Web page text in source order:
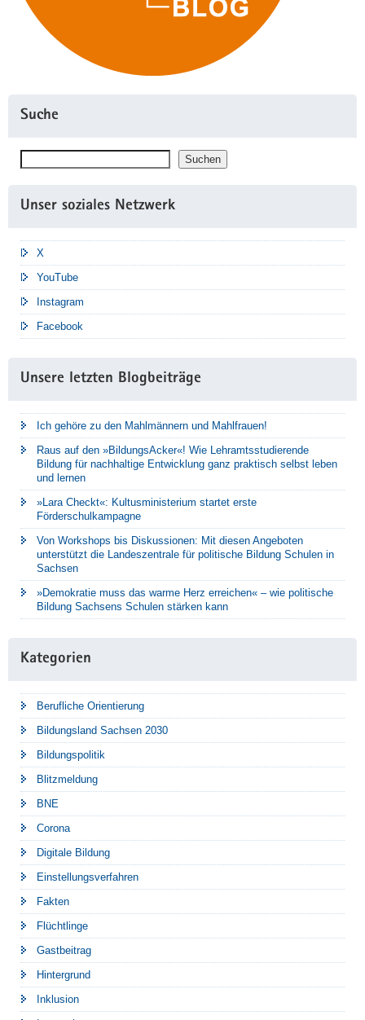
Suche
Suchen Suchen
Unser soziales Netzwerk
X
YouTube
Instagram
Facebook
Unsere letzten Blogbeiträge
Ich gehöre zu den Mahlmännern und Mahlfrauen!
Raus auf den »BildungsAcker«! Wie Lehramtsstudierende
Bildung für nachhaltige Entwicklung ganz praktisch selbst leben
und lernen
»Lara Checkt«: Kultusministerium startet erste
Förderschulkampagne
Von Workshops bis Diskussionen: Mit diesen Angeboten
unterstützt die Landeszentrale für politische Bildung Schulen in
Sachsen
»Demokratie muss das warme Herz erreichen« – wie politische
Bildung Sachsens Schulen stärken kann
Kategorien
Berufliche Orientierung
Bildungsland Sachsen 2030
Bildungspolitik
Blitzmeldung
BNE
Corona
Digitale Bildung
Einstellungsverfahren
Fakten
Flüchtlinge
Gastbeitrag
Hintergrund
Inklusion